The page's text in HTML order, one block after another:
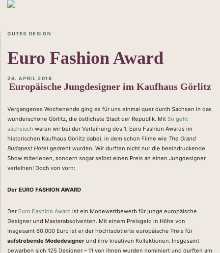
GUTES DESIGN
Euro Fashion Award
26. APRIL 2016
Europäische Jungdesigner im Kaufhaus Görlitz
Vergangenes Wochenende ging es für uns einmal quer durch Sachsen in das
wunderschöne Görlitz, die östlichste Stadt der Republik. Mit So geht
sächsisch waren wir bei der Verleihung des 1. Euro Fashion Awards im
historischen Kaufhaus Görlitz dabei, in dem schon Filme wie The Grand
Budapest Hotel gedreht wurden. Wir durften nicht nur die beeindruckende
Show miterleben, sondern sogar selbst einen Preis an einen Jungdesigner
verleihen! Doch von vorn:
Der EURO FASHION AWARD
Der Euro Fashion Award ist ein Modewettbewerb für junge europäische
Designer und Masterabsolventen. Mit einem Preisgeld in Höhe von
insgesamt 60.000 Euro ist er der höchtsdotierte europäische Preis für
aufstrebende Modedesigner und ihre kreativen Kollektionen. Insgesamt
bewarben sich 125 Designer – 11 von ihnen wurden nominiert und durften am